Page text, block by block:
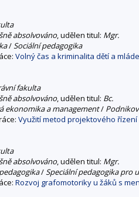
absolvováno, udělen titul: Mgr.
/Sociální pedagogika
Volný čas a kriminalita dětí a
fakulta
absolvováno, udělen titul: Bc.
ekonomika a management/
Využití metod projektového
absolvováno, udělen titul: Mgr.
/Speciální pedagogika pro
Rozvoj grafomotoriky u žáků s